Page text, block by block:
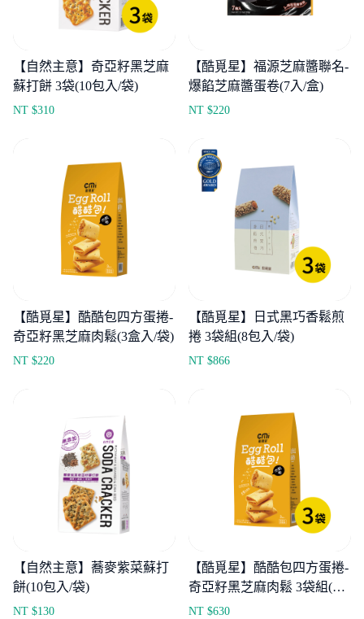
【自然主意】奇亞籽黑芝麻
蘇打餅 3袋(10包入/袋)
NT $310
【酷覓星】福源芝麻醬聯名-
爆餡芝麻醬蛋卷(7入/盒)
NT $220
【酷覓星】酷酷包四方蛋捲-
奇亞籽黑芝麻肉鬆(3盒入/袋)
NT $220
【酷覓星】日式黑巧香鬆煎
捲 3袋組(8包入/袋)
NT $866
【自然主意】蕎麥紫菜蘇打
餅(10包入/袋)
NT $130
【酷覓星】酷酷包四方蛋捲-
奇亞籽黑芝麻肉鬆 3袋組(3
盒入/袋)
NT $630